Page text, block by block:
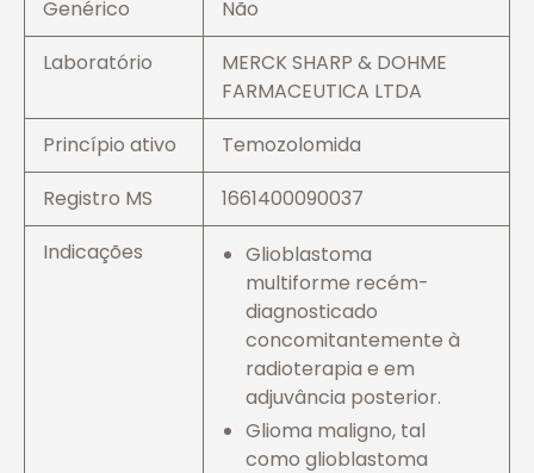
Genérico
Não
Laboratório
MERCK SHARP & DOHME
FARMACEUTICA LTDA
Princípio ativo
Temozolomida
Registro MS
1661400090037
Indicações
Glioblastoma
multiforme recém-
diagnosticado
concomitantemente à
radioterapia e em
adjuvância posterior.
Glioma maligno, tal
como glioblastoma